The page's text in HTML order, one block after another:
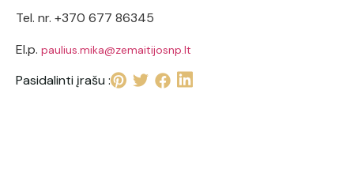
Tel. nr. +370 677 86345
El.p. paulius.mika@zemaitijosnp.lt
Pasidalinti įrašu :